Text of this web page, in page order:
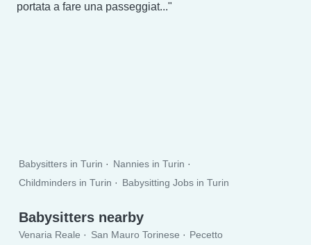
portata a fare una passeggiat...
Babysitters in Turin
Nannies in Turin
Childminders in Turin
Babysitting Jobs in Turin
Babysitters nearby
Venaria Reale San Mauro Torinese Pecetto